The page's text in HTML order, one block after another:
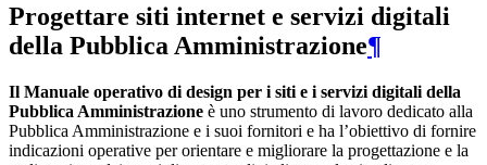
Progettare siti internet e servizi digitali
della Pubblica Amministrazione¶
Il Manuale operativo di design per i siti e i servizi digitali della
Pubblica Amministrazione è uno strumento di lavoro dedicato alla
Pubblica Amministrazione e i suoi fornitori e ha l’obiettivo di fornire
indicazioni operative per orientare e migliorare la progettazione e la